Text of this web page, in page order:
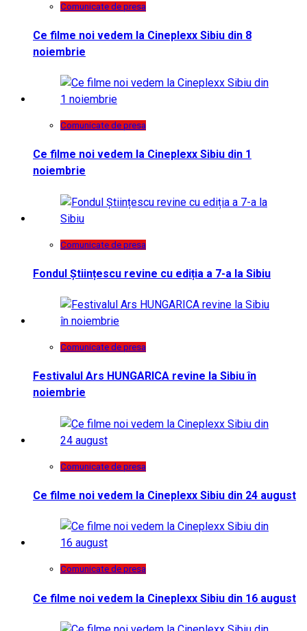
Comunicate de presa
Ce filme noi vedem la Cineplexx Sibiu din 8
noiembrie
Comunicate de presa
Ce filme noi vedem la Cineplexx Sibiu din 1
noiembrie
Comunicate de presa
Fondul Științescu revine cu ediția a 7-a la Sibiu
Comunicate de presa
Festivalul Ars HUNGARICA revine la Sibiu în
noiembrie
Comunicate de presa
Ce filme noi vedem la Cineplexx Sibiu din 24 august
Comunicate de presa
Ce filme noi vedem la Cineplexx Sibiu din 16 august